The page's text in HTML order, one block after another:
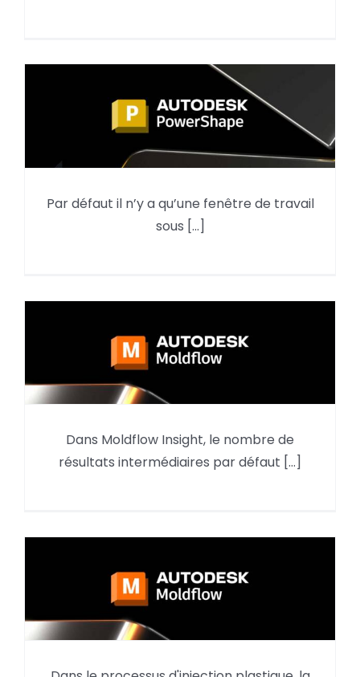
Diviser la fenêtre de travail de
PowerShape pour avoir
Par défaut il n’y a qu’une fenêtre de travail
sous [...]
augmenter le nombre de
résultat intermédiaires d’une
Dans Moldflow Insight, le nombre de
résultats intermédiaires par défaut [...]
MOLDFLOW : Analyse du